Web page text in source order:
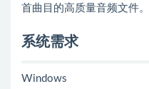
首曲目的高质量音频文件。
系统需求
Windows